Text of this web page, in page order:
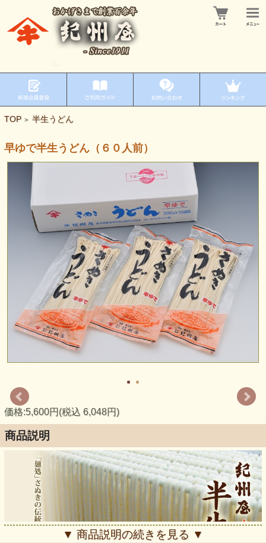
TOP > 半生うどん
早ゆで半生うどん（６０人前）
価格:5,600円(税込 6,048円)
商品説明
▼ 商品説明の続きを見る ▼